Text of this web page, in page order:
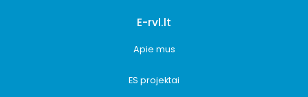
E-rvl.lt
Apie mus
ES projektai